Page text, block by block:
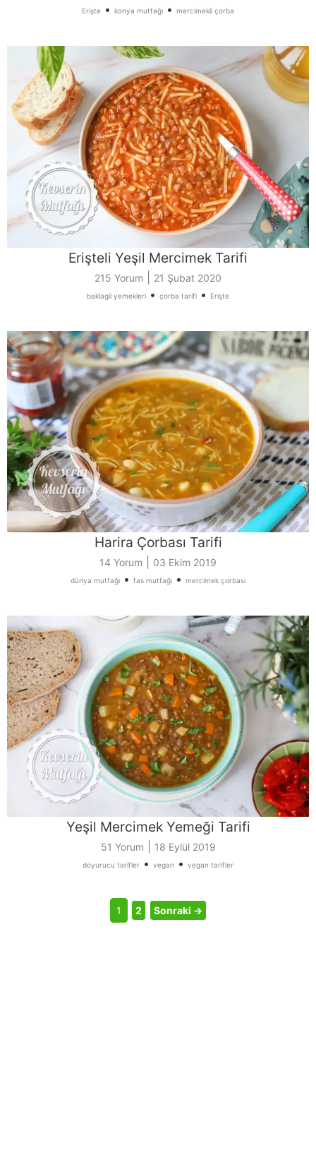
Erişte • konya mutfağı • mercimekli çorba
Erişteli Yeşil Mercimek Tarifi
215 Yorum 21 Şubat 2020
baklagil yemekleri • çorba tarifi • Erişte
Harira Çorbası Tarifi
14 Yorum 03 Ekim 2019
dünya mutfağı • fas mutfağı • mercimek çorbası
Yeşil Mercimek Yemeği Tarifi
51 Yorum 18 Eylül 2019
doyurucu tarifler • vegan • vegan tarifler
1 2 Sonraki →